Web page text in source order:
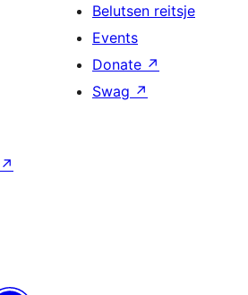
Belutsen reitsje
Events
Donate ↗
Swag ↗
↗